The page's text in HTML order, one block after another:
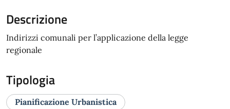
Descrizione
Indirizzi comunali per l’applicazione della legge
regionale
Tipologia
Pianificazione Urbanistica